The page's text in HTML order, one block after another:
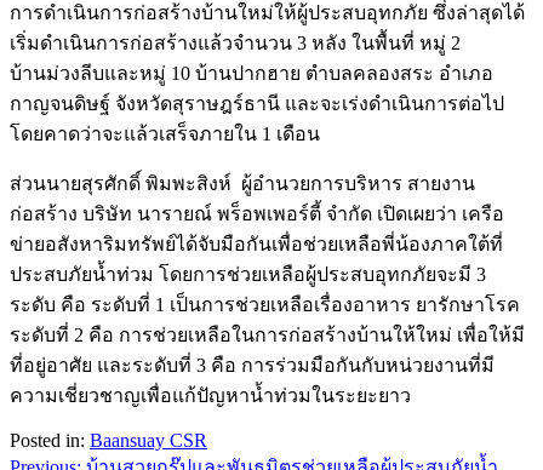
การดำเนินการก่อสร้างบ้านใหม่ให้ผู้ประสบอุทกภัย ซึ่งล่าสุดได้
เริ่มดำเนินการก่อสร้างแล้วจำนวน 3 หลัง ในพื้นที่ หมู่ 2
บ้านม่วงลีบและหมู่ 10 บ้านปากฮาย ตำบลคลองสระ อำเภอ
กาญจนดิษฐ์ จังหวัดสุราษฎร์ธานี และจะเร่งดำเนินการต่อไป
โดยคาดว่าจะแล้วเสร็จภายใน 1 เดือน
ส่วนนายสุรศักดิ์ พิมพะสิงห์ ผู้อำนวยการบริหาร สายงาน
ก่อสร้าง บริษัท นารายณ์ พร็อพเพอร์ตี้ จำกัด เปิดเผยว่า เครือ
ข่ายอสังหาริมทรัพย์ได้จับมือกันเพื่อช่วยเหลือพี่น้องภาคใต้ที่
ประสบภัยน้ำท่วม โดยการช่วยเหลือผู้ประสบอุทกภัยจะมี 3
ระดับ คือ ระดับที่ 1 เป็นการช่วยเหลือเรื่องอาหาร ยารักษาโรค
ระดับที่ 2 คือ การช่วยเหลือในการก่อสร้างบ้านให้ใหม่ เพื่อให้มี
ที่อยู่อาศัย และระดับที่ 3 คือ การร่วมมือกันกับหน่วยงานที่มี
ความเชี่ยวชาญเพื่อแก้ปัญหาน้ำท่วมในระยะยาว
Posted in: Baansuay CSR